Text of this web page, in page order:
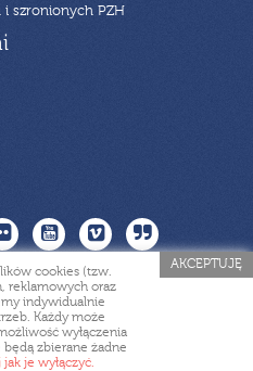
i szronionych PZH
All rights reserved.
cookies (tzw.
reklamowych oraz
indywidualnie
Każdy może
wyłączenia
zbierane żadne
je wyłączyć.
AKCEPTUJĘ